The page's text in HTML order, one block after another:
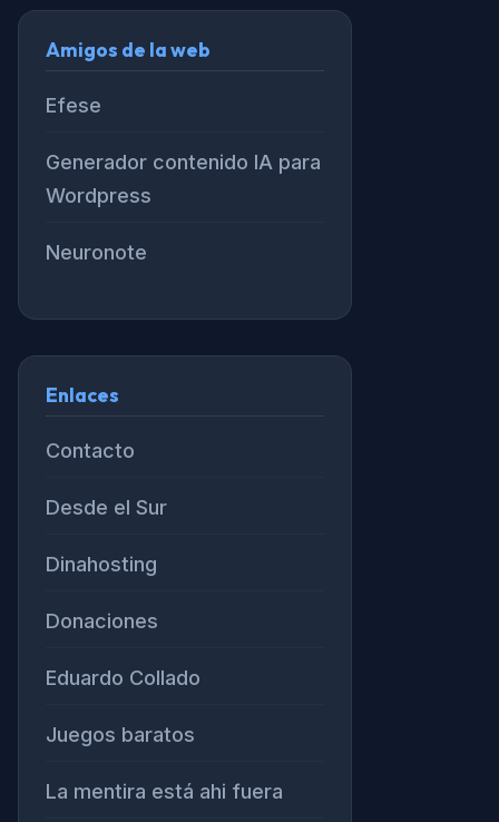
Amigos de la web
Efese
Generador contenido IA para
Wordpress
Neuronote
Enlaces
Contacto
Desde el Sur
Dinahosting
Donaciones
Eduardo Collado
Juegos baratos
La mentira está ahi fuera